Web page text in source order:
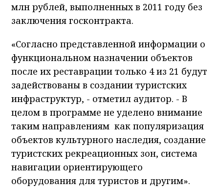
млн рублей, выполненных в 2011 году без
заключения госконтракта.
«Согласно представленной информации о
функциональном назначении объектов
после их реставрации только 4 из 21 будут
задействованы в создании туристских
инфраструктур, - отметил аудитор. - В
целом в программе не уделено внимание
таким направлениям как популяризация
объектов культурного наследия, создание
туристских рекреационных зон, система
навигации ориентирующего
оборудования для туристов и другим».